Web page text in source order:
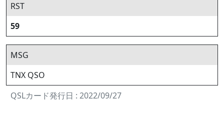
RST
59
MSG
TNX QSO
QSLカード発行日 : 2022/09/27